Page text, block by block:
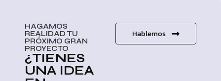
HAGAMOS
REALIDAD TU
PRÓXIMO GRAN
PROYECTO
¿TIENES
UNA IDEA
Hablemos